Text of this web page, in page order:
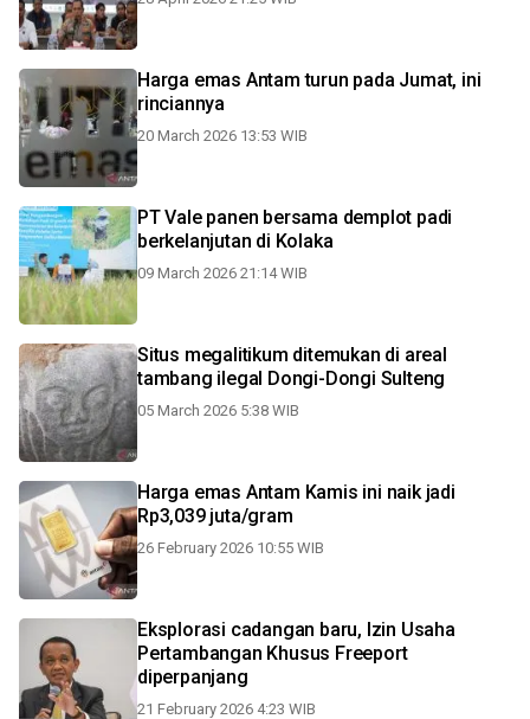
Harga emas Antam turun pada Jumat, ini
rinciannya
20 March 2026 13:53 WIB
PT Vale panen bersama demplot padi
berkelanjutan di Kolaka
09 March 2026 21:14 WIB
Situs megalitikum ditemukan di areal
tambang ilegal Dongi-Dongi Sulteng
05 March 2026 5:38 WIB
Harga emas Antam Kamis ini naik jadi
Rp3,039 juta/gram
26 February 2026 10:55 WIB
Eksplorasi cadangan baru, Izin Usaha
Pertambangan Khusus Freeport
diperpanjang
21 February 2026 4:23 WIB